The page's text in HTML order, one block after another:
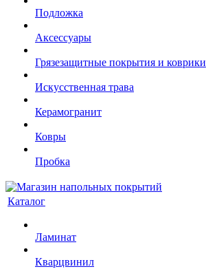
Подложка
Аксессуары
Грязезащитные покрытия и коврики
Искусственная трава
Керамогранит
Ковры
Пробка
Каталог
Ламинат
Кварцвинил